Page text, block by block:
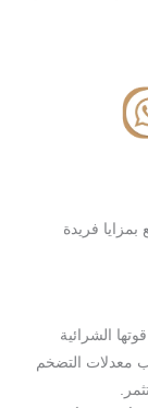
بمزايا فريدة
الشرائية
معدلات التضخم